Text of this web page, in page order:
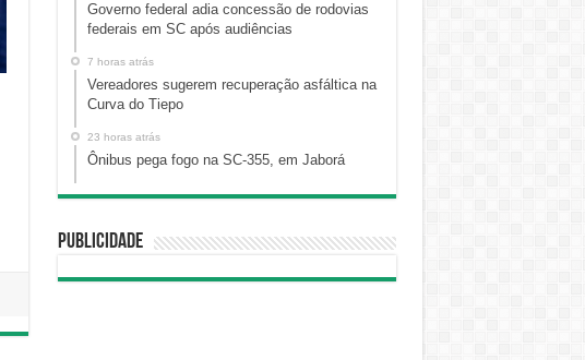
Governo federal adia concessão de rodovias
federais em SC após audiências
7 horas atrás
Vereadores sugerem recuperação asfáltica na
Curva do Tiepo
23 horas atrás
Ônibus pega fogo na SC-355, em Jaborá
Publicidade